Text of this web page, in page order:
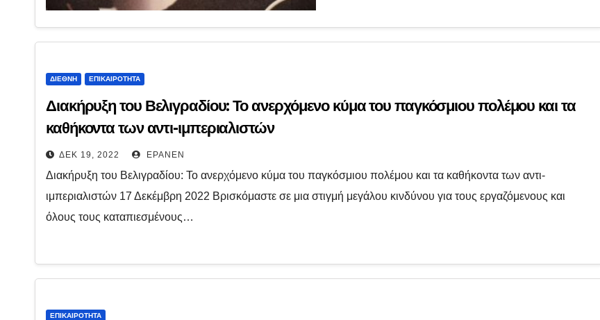
ΔΙΕΘΝΉ ΕΠΙΚΑΙΡΌΤΗΤΑ
Διακήρυξη του Βελιγραδίου: Το ανερχόμενο κύμα του παγκόσμιου πολέμου και τα
καθήκοντα των αντι-ιμπεριαλιστών
ΔΕΚ 19, 2022 EPANEN
Διακήρυξη του Βελιγραδίου: Το ανερχόμενο κύμα του παγκόσμιου πολέμου και τα καθήκοντα των αντι-
ιμπεριαλιστών 17 Δεκέμβρη 2022 Βρισκόμαστε σε μια στιγμή μεγάλου κινδύνου για τους εργαζόμενους και
όλους τους καταπιεσμένους…
ΕΠΙΚΑΙΡΌΤΗΤΑ